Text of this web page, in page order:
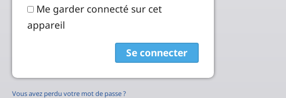
Me garder connecté sur cet
appareil
Vous avez perdu votre mot de passe ?